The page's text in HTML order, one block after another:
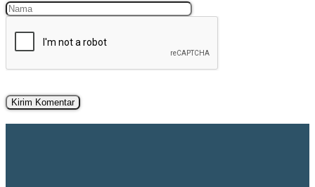
Nama Surel